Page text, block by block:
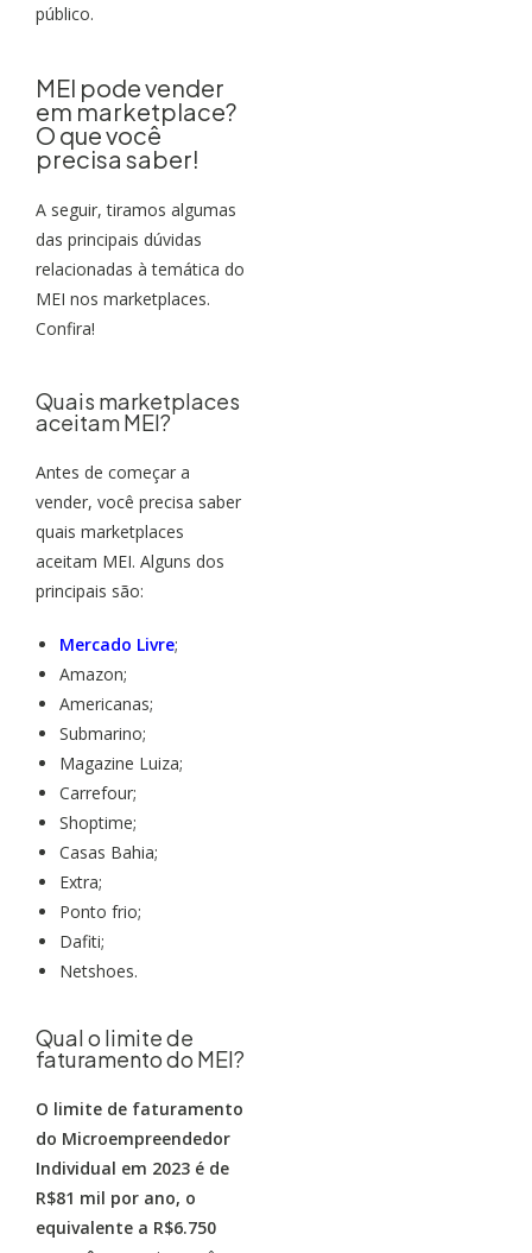
público.
MEI pode vender
em marketplace?
O que você
precisa saber!
A seguir, tiramos algumas
das principais dúvidas
relacionadas à temática do
MEI nos marketplaces.
Confira!
Quais marketplaces
aceitam MEI?
Antes de começar a
vender, você precisa saber
quais marketplaces
aceitam MEI. Alguns dos
principais são:
Mercado Livre;
Amazon;
Americanas;
Submarino;
Magazine Luiza;
Carrefour;
Shoptime;
Casas Bahia;
Extra;
Ponto frio;
Dafiti;
Netshoes.
Qual o limite de
faturamento do MEI?
O limite de faturamento
do Microempreendedor
Individual em 2023 é de
R$81 mil por ano, o
equivalente a R$6.750